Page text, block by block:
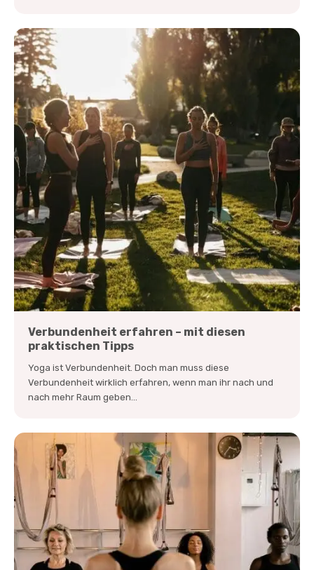
Verbundenheit erfahren – mit diesen
praktischen Tipps
Yoga ist Verbundenheit. Doch man muss diese
Verbundenheit wirklich erfahren, wenn man ihr nach und
nach mehr Raum geben...